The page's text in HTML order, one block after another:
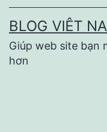
BLOG VIÊT
Giúp web site bạn
hơn